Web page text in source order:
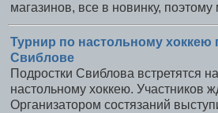
магазинов, все в новинку,
Турнир по настольному хоккею
Свиблове
Подростки Свиблова встретятся
настольному хоккею. Участников
Организатором состязаний